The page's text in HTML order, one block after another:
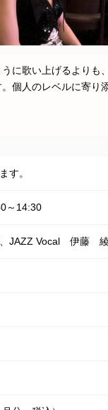
に歌い上げるより
個人のレベルに寄り
す。
～14:30
所、JAZZ Vocal